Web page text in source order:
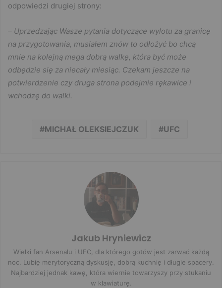
odpowiedzi drugiej strony:
– Uprzedzając Wasze pytania dotyczące wylotu za granicę
na przygotowania, musiałem znów to odłożyć bo chcą
mnie na kolejną mega dobrą walkę, która być może
odbędzie się za niecały miesiąc. Czekam jeszcze na
potwierdzenie czy druga strona podejmie rękawice i
wchodzę do walki.
MICHAŁ OLEKSIEJCZUK UFC
Jakub Hryniewicz
Wielki fan Arsenalu i UFC, dla którego gotów jest zarwać każdą
noc. Lubię merytoryczną dyskusję, dobrą kuchnię i długie spacery.
Najbardziej jednak kawę, która wiernie towarzyszy przy stukaniu
w klawiaturę.